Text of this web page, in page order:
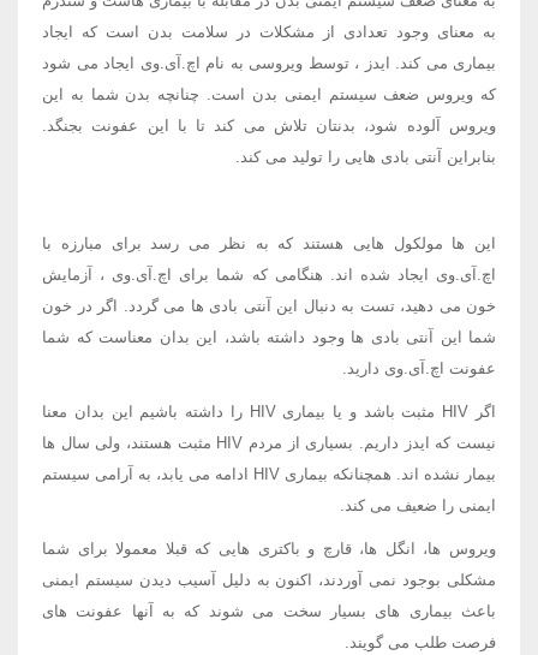
به معنای وجود تعدادی از مشکلات در سلامت بدن است که ایجاد
بیماری می کند. ایدز ، توسط ویروسی به نام اچ.آی.وی ایجاد می شود
که ویروس ضعف سیستم ایمنی بدن است. چنانچه بدن شما به این
ویروس آلوده شود، بدنتان تلاش می کند تا با این عفونت بجنگد.
بنابراین آنتی بادی هایی را تولید می کند.
این ها مولکول هایی هستند که به نظر می رسد برای مبارزه با
اچ.آی.وی ایجاد شده اند. هنگامی که شما برای اچ.آی.وی ، آزمایش
خون می دهید، تست به دنبال این آنتی بادی ها می گردد. اگر در خون
شما این آنتی بادی ها وجود داشته باشد، این بدان معناست که شما
عفونت اچ.آی.وی دارید.
اگر HIV مثبت باشد و یا بیماری HIV را داشته باشیم این بدان معنا
نیست که ایدز داریم. بسیاری از مردم HIV مثبت هستند، ولی سال ها
بیمار نشده اند. همچنانکه بیماری HIV ادامه می یابد، به آرامی سیستم
ایمنی را ضعیف می کند.
ویروس ها، انگل ها، قارچ و باکتری هایی که قبلا معمولا برای شما
مشکلی بوجود نمی آوردند، اکنون به دلیل آسیب دیدن سیستم ایمنی
باعث بیماری های بسیار سخت می شوند که به آنها عفونت های
فرصت طلب می گویند.